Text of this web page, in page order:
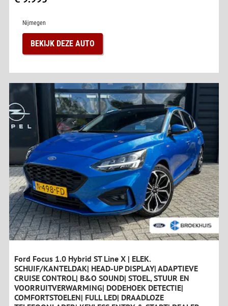
Nijmegen
BEKIJK DEZE AUTO
Ford Focus 1.0 Hybrid ST Line X | ELEK.
SCHUIF/KANTELDAK| HEAD-UP DISPLAY| ADAPTIEVE
CRUISE CONTROL| B&O SOUND| STOEL, STUUR EN
VOORRUITVERWARMING| DODEHOEK DETECTIE|
COMFORTSTOELEN| FULL LED| DRAADLOZE